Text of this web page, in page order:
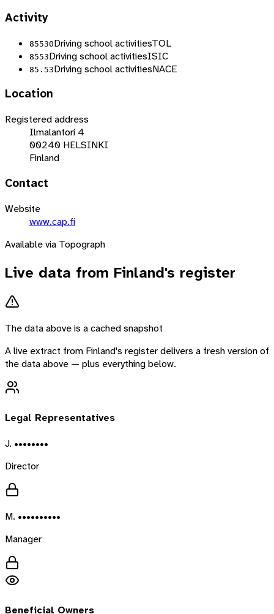
Activity
85530Driving school activitiesTOL
8553Driving school activitiesISIC
85.53Driving school activitiesNACE
Location
Registered address
Ilmalantori 4
00240 HELSINKI
Finland
Contact
Website
www.cap.fi
Available via Topograph
Live data from Finland's register
The data above is a cached snapshot
A live extract from Finland's register delivers a fresh version of
the data above — plus everything below.
Legal Representatives
J. ••••••••
Director
M. ••••••••••
Manager
Beneficial Owners